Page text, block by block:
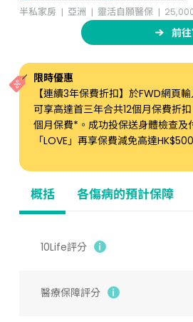
半私家房
亞洲 靈活自願醫保
前
概括 各傷病的預計保障
限時優惠
【連續3年保費折扣】於FWD網頁輸
可享高達首三年合共12個月保費折
個月保費*。成功投保送身體檢查及
「LOVE」再享保費減免高達
10Life評分
醫療保障評分